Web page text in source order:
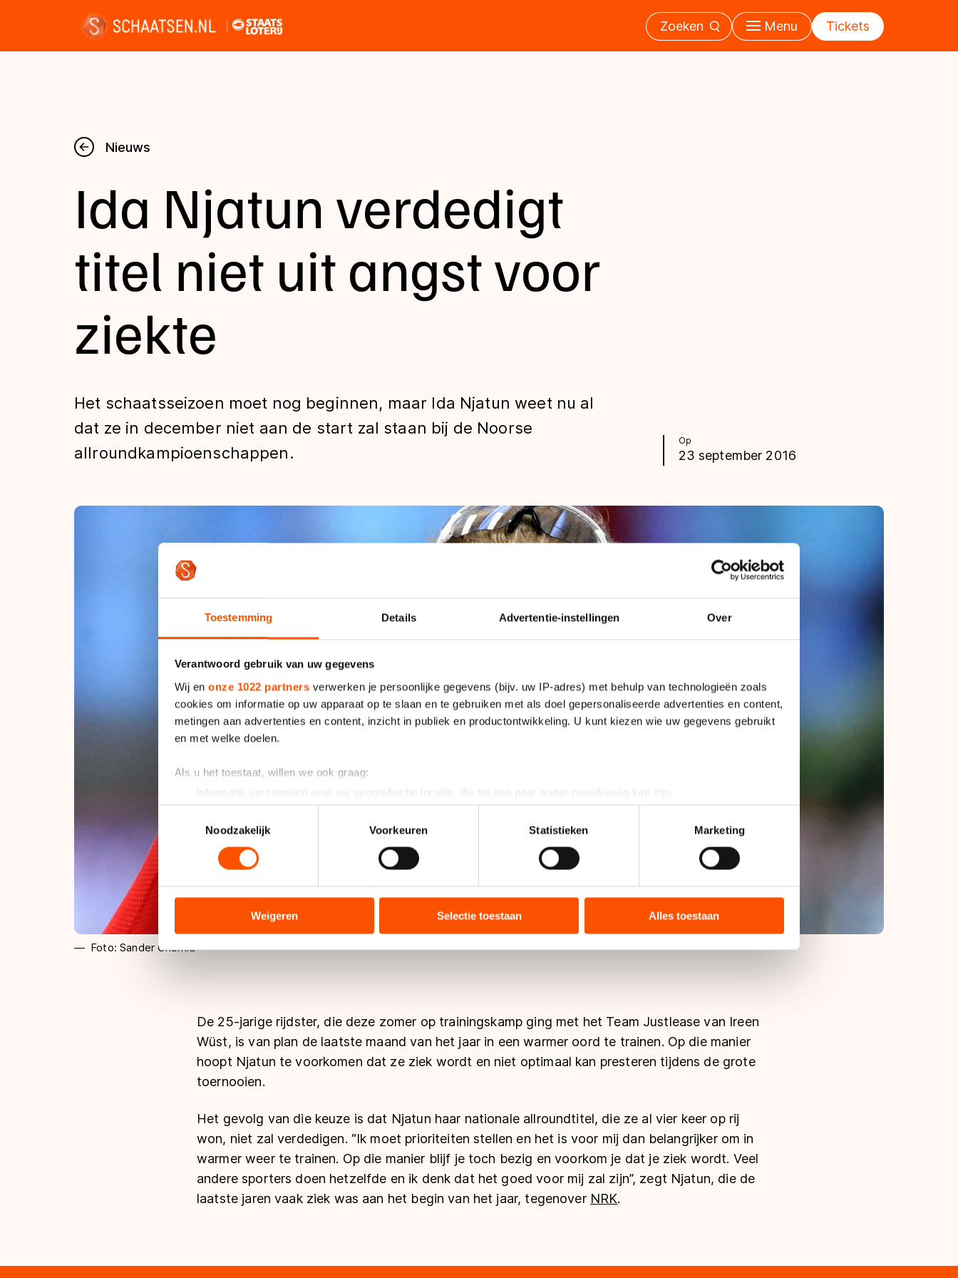
Toestemming Details Advertentie-instellingen Over
Verantwoord gebruik van uw gegevens
Wij en onze 1022 partners verwerken je persoonlijke gegevens (bijv. uw IP-adres) met behulp van technologieën zoals
cookies om informatie op uw apparaat op te slaan en te gebruiken met als doel gepersonaliseerde advertenties en content,
metingen aan advertenties en content, inzicht in publiek en productontwikkeling. U kunt kiezen wie uw gegevens gebruikt
en met welke doelen.
Als u het toestaat, willen we ook graag:
Informatie verzamelen over uw geografische locatie, die tot een paar meter nauwkeurig kan zijn
Uw apparaat identificeren door het actief te scannen op specifieke eigenschappen (fingerprinting)
Lees meer over hoe uw persoonlijke gegevens worden verwerkt en stel uw voorkeuren in het
detailgedeeltein. U kunt uw
toestemming op elk moment wijzigen of intrekken in de Cookieverklaring.
analyseren. We delen informatie over uw gebruik van onze site met onze partners voor social media, advertenties en
analyse. Zij kunnen deze combineren met andere gegevens die u aan hen heeft verstrekt of die zij hebben verzameld via
hun services. Sommige partners kunnen gegevens doorgeven aan landen buiten de EU, zoals de VS, waar mogelijk geen
adequaat beschermingsniveau geldt volgens de GDPR. Door op ‘Toestaan’ te klikken, stemt u in met deze overdracht.
Noodzakelijk
Voorkeuren Statistieken Marketing
Weigeren Selectie toestaan Alles toestaan
Zoeken Menu Tickets
Nieuws
Kalender
Disciplines
Uitslagen
Tijden & historie
De weg op
Schaatsfans
Olympische Spelen
Nieuws
Op
23 september 2016
Ida Njatun verdedigt
titel niet uit angst voor
ziekte
Het schaatsseizoen moet nog beginnen, maar Ida Njatun weet nu al
dat ze in december niet aan de start zal staan bij de Noorse
allroundkampioenschappen.
Foto: Sander Chamid
De 25-jarige rijdster, die deze zomer op trainingskamp ging met het Team Justlease van Ireen
Wüst, is van plan de laatste maand van het jaar in een warmer oord te trainen. Op die manier
hoopt Njatun te voorkomen dat ze ziek wordt en niet optimaal kan presteren tijdens de grote
toernooien.
Het gevolg van die keuze is dat Njatun haar nationale allroundtitel, die ze al vier keer op rij
won, niet zal verdedigen. “Ik moet prioriteiten stellen en het is voor mij dan belangrijker om in
warmer weer te trainen. Op die manier blijf je toch bezig en voorkom je dat je ziek wordt. Veel
andere sporters doen hetzelfde en ik denk dat het goed voor mij zal zijn”, zegt Njatun, die de
laatste jaren vaak ziek was aan het begin van het jaar, tegenover NRK.